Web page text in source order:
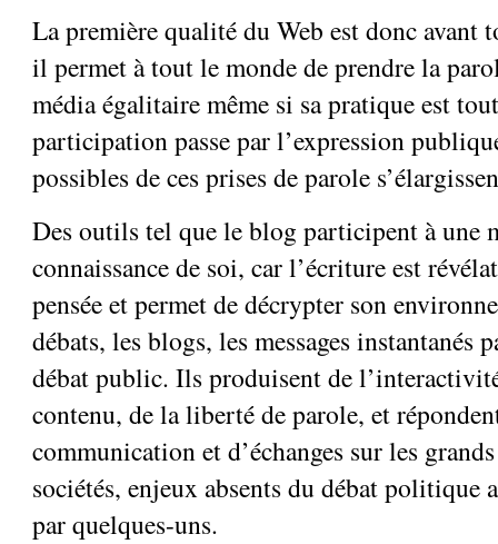
La première qualité du Web est donc avant
il permet à tout le monde de prendre la
média égalitaire même si sa pratique est
participation passe par l’expression
possibles de ces prises de parole
Des outils tel que le blog participent à une
connaissance de soi, car l’écriture est
pensée et permet de décrypter son
débats, les blogs, les messages instantanés
débat public. Ils produisent de
contenu, de la liberté de parole, et
communication et d’échanges sur les
sociétés, enjeux absents du débat politique
par quelques-uns.